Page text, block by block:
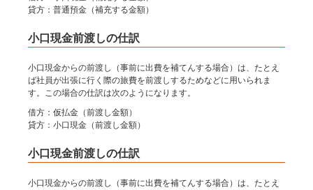
貸方：普通預金（補充する金額）
小口現金前渡しの仕訳
小口現金からの前渡し（事前に出費を補てんする場合）は、たとえ
ば社員が出張に行く際の旅費を前渡しするためなどに用いられま
す。この場合の仕訳は次のようになります。
借方：仮払金（前渡し金額）
貸方：小口現金（前渡し金額）
小口現金前渡しの仕訳
小口現金からの前渡し（事前に出費を補てんする場合）は、たとえ